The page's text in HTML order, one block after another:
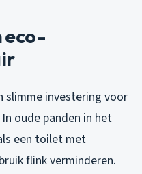
eco-
slimme investering voor
oude panden in het
een toilet met
flink verminderen.